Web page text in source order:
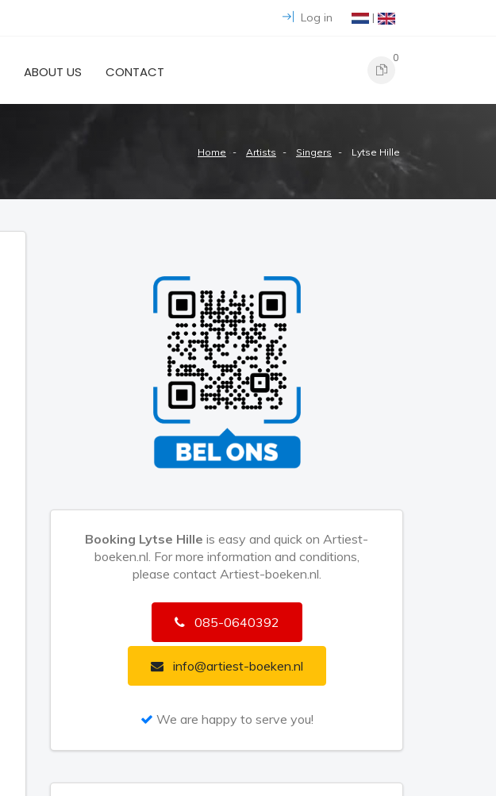
Log in |
ABOUT US CONTACT
0
Home Artists Singers Lytse Hille
Booking Lytse Hille is easy and quick on Artiest-
boeken.nl. For more information and conditions,
please contact Artiest-boeken.nl.
085-0640392
info@artiest-boeken.nl
We are happy to serve you!